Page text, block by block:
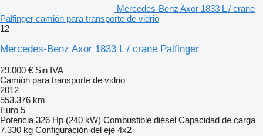
Mercedes-Benz Axor 1833 L / crane
Palfinger camión para transporte de vidrio
12
Mercedes-Benz Axor 1833 L / crane Palfinger
29.000 € Sin IVA
Camión para transporte de vidrio
2012
553.376 km
Euro 5
Potencia 326 Hp (240 kW) Combustible diésel Capacidad de carga
7.330 kg Configuración del eje 4x2